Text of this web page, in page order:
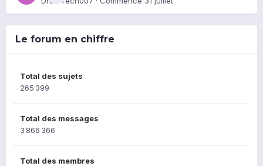
Le forum en chiffre
Total des sujets
265 399
Total des messages
3 866 366
Total des membres